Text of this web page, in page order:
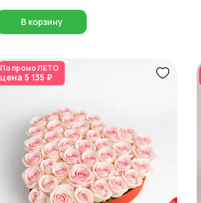
В корзину
По промоЛЕТО
цена 5 135 ₽